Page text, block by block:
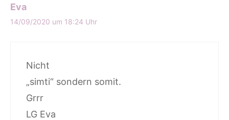
Eva
14/09/2020 um 18:24 Uhr
Nicht
„simti“ sondern somit.
Grrr
LG Eva